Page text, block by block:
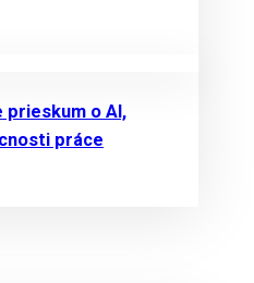
prieskum o AI,
práce